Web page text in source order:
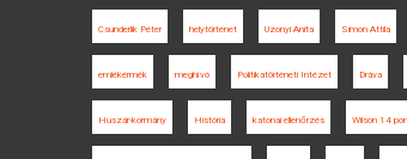
Csunderlik Péter helytörténet Uzonyi Anita Simon Attila
emlékérmék meghívó Politikatörténeti Intézet Dráva
Huszár-kormány História katonai ellenőrzés Wilson 14